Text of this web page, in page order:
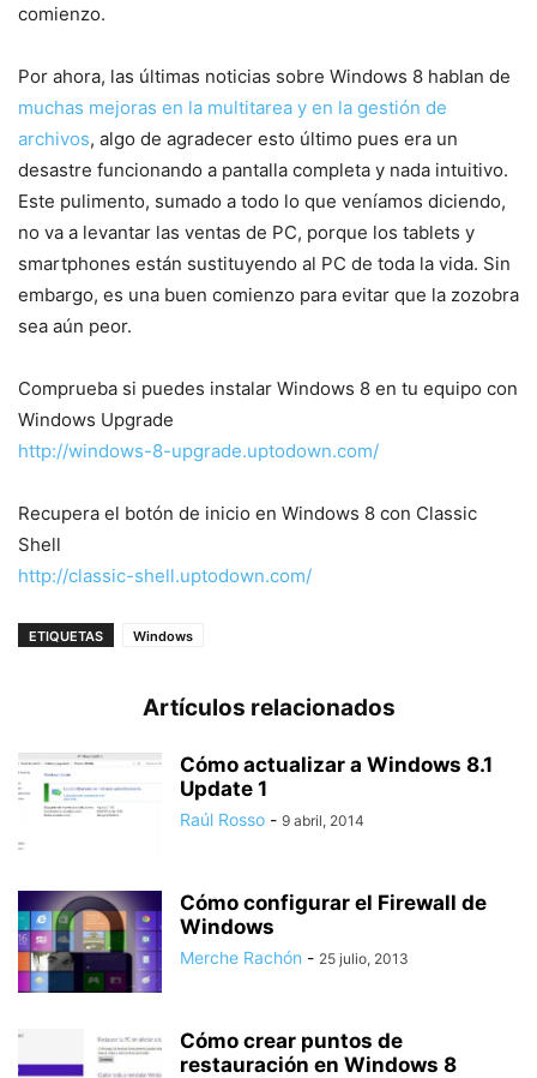
comienzo.
Por ahora, las últimas noticias sobre Windows 8 hablan de
muchas mejoras en la multitarea y en la gestión de
archivos, algo de agradecer esto último pues era un
desastre funcionando a pantalla completa y nada intuitivo.
Este pulimento, sumado a todo lo que veníamos diciendo,
no va a levantar las ventas de PC, porque los tablets y
smartphones están sustituyendo al PC de toda la vida. Sin
embargo, es una buen comienzo para evitar que la zozobra
sea aún peor.
Comprueba si puedes instalar Windows 8 en tu equipo con
Windows Upgrade
http://windows-8-upgrade.uptodown.com/
Recupera el botón de inicio en Windows 8 con Classic
Shell
http://classic-shell.uptodown.com/
ETIQUETAS Windows
Artículos relacionados
Cómo actualizar a Windows 8.1
Update 1
Raúl Rosso - 9 abril, 2014
Cómo configurar el Firewall de
Windows
Merche Rachón - 25 julio, 2013
Cómo crear puntos de
restauración en Windows 8